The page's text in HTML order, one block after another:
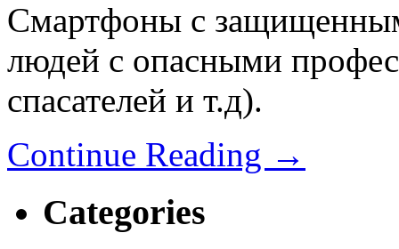
Смартфоны с
людей с опасными
спасателей и т.д).
Continue Reading →
Categories